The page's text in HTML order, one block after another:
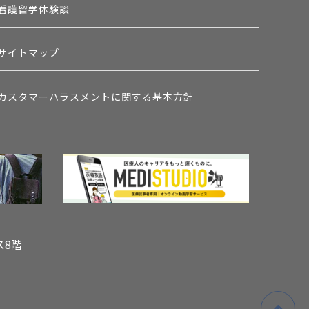
護留学体験談
イトマップ
スタマーハラスメントに関する基本方針
8階